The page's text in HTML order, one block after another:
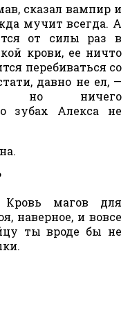
сказал вампир и
мучит всегда. А
от силы раз в
крови, ее ничто
перебиваться со
давно не ел, —
но ничего
зубах Алекса не
магов для
наверное, и вовсе
ты вроде бы не